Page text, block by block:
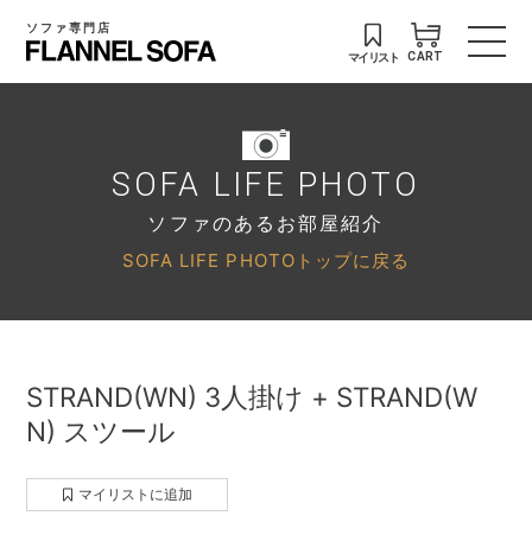
ソファ専門店
マイリスト CART
SOFA LIFE PHOTO
ソファのあるお部屋紹介
SOFA LIFE PHOTOトップに戻る
STRAND(WN) 3人掛け + STRAND(W
N) スツール
マイリストに追加